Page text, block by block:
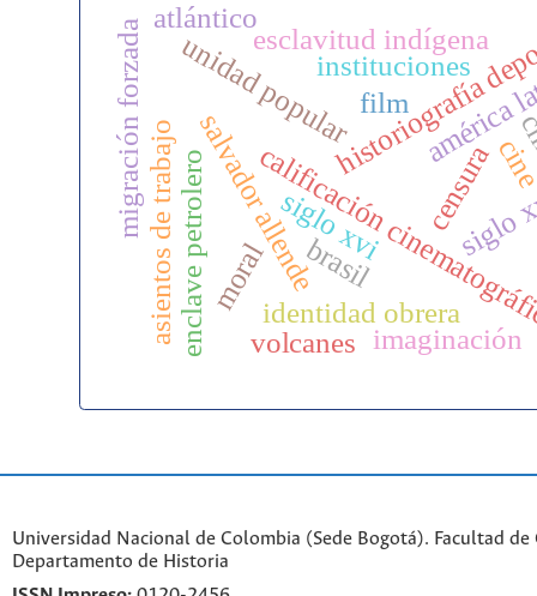
historiografía
américa
censura
calificación
film
salvador allende
unidad popular
enclave petrolero identidad obrera
imaginación
moral
asientos de trabajo
esclavitud indígena
migración forzada siglo xvi siglo
instituciones
brasil
volcanes
atlántico
Universidad Nacional de Colombia (Sede Bogotá). Facultad de
Departamento de Historia